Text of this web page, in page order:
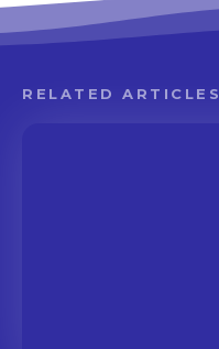
RELATED ARTICLES